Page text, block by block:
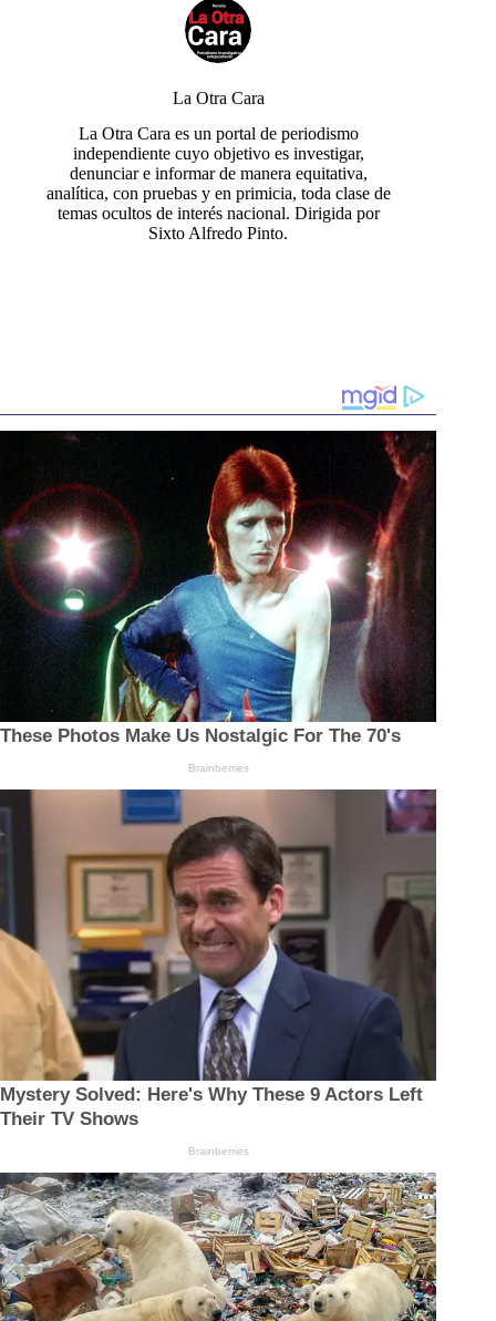
La Otra Cara
La Otra Cara es un portal de periodismo
independiente cuyo objetivo es investigar,
denunciar e informar de manera equitativa,
analítica, con pruebas y en primicia, toda clase de
temas ocultos de interés nacional. Dirigida por
Sixto Alfredo Pinto.